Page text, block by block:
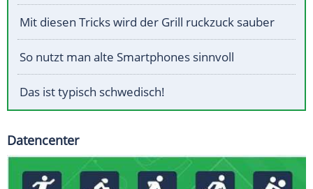
Mit diesen Tricks wird der Grill ruckzuck sauber
So nutzt man alte Smartphones sinnvoll
Das ist typisch schwedisch!
Datencenter